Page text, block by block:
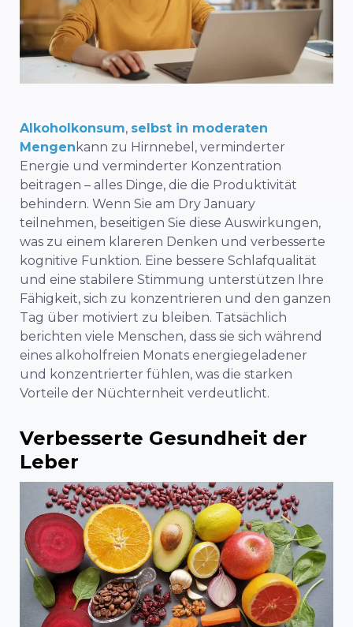
Alkoholkonsum, selbst in moderaten
Mengen kann zu Hirnnebel, verminderter
Energie und verminderter Konzentration
beitragen – alles Dinge, die die Produktivität
behindern. Wenn Sie am Dry January
teilnehmen, beseitigen Sie diese Auswirkungen,
was zu einem klareren Denken und verbesserte
kognitive Funktion. Eine bessere Schlafqualität
und eine stabilere Stimmung unterstützen Ihre
Fähigkeit, sich zu konzentrieren und den ganzen
Tag über motiviert zu bleiben. Tatsächlich
berichten viele Menschen, dass sie sich während
eines alkoholfreien Monats energiegeladener
und konzentrierter fühlen, was die starken
Vorteile der Nüchternheit verdeutlicht.
Verbesserte Gesundheit der
Leber